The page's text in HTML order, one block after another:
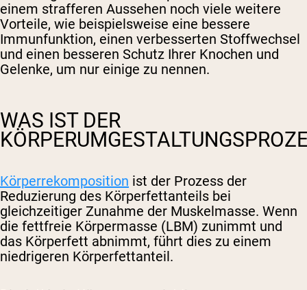
einem strafferen Aussehen noch viele weitere
Vorteile, wie beispielsweise eine bessere
Immunfunktion, einen verbesserten Stoffwechsel
und einen besseren Schutz Ihrer Knochen und
Gelenke, um nur einige zu nennen.
WAS IST DER
Körperrekomposition ist der Prozess der
Reduzierung des Körperfettanteils bei
gleichzeitiger Zunahme der Muskelmasse. Wenn
die fettfreie Körpermasse (LBM) zunimmt und
das Körperfett abnimmt, führt dies zu einem
niedrigeren Körperfettanteil.